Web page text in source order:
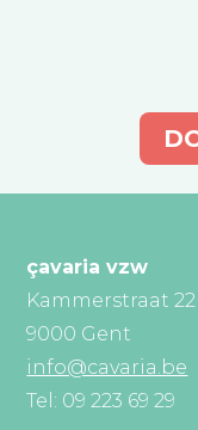
çavaria vzw
Kammerstraat 22
9000 Gent
info@cavaria.be
Tel: 09 223 69 29